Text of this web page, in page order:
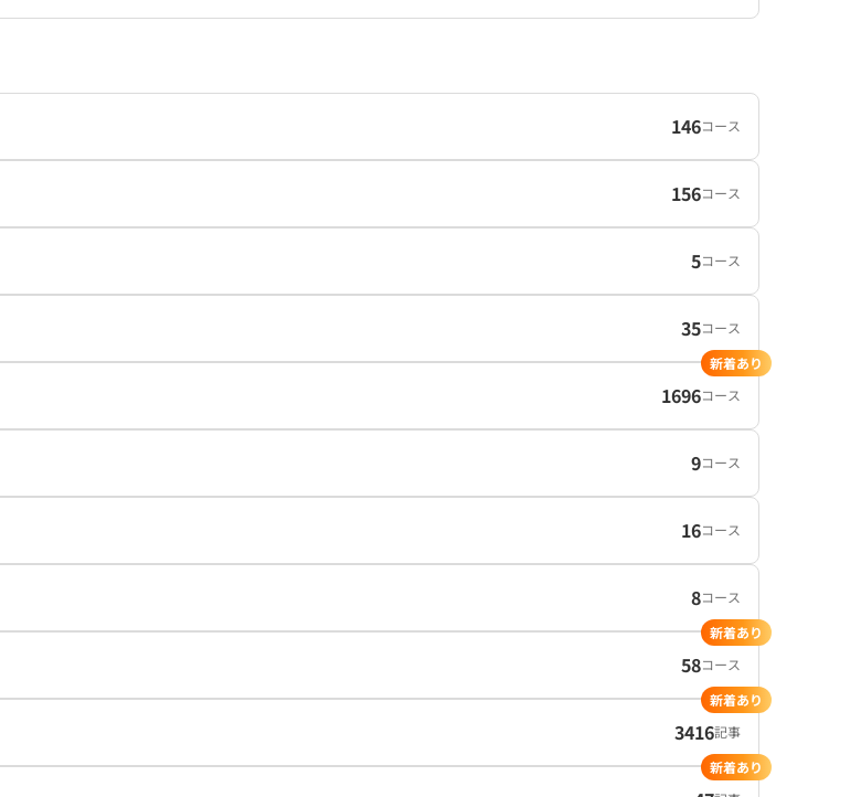
146コース
156コース
5コース
35コース
1696コース
新着あり
9コース
16コース
8コース
58コース
新着あり
3416記事
新着あり
新着あり